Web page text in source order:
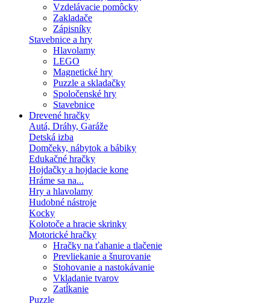
Vzdelávacie pomôcky
Zakladače
Zápisníky
Stavebnice a hry
Hlavolamy
LEGO
Magnetické hry
Puzzle a skladačky
Spoločenské hry
Stavebnice
Drevené hračky
Autá, Dráhy, Garáže
Detská izba
Domčeky, nábytok a bábiky
Edukačné hračky
Hojdačky a hojdacie kone
Hráme sa na...
Hry a hlavolamy
Hudobné nástroje
Kocky
Kolotoče a hracie skrinky
Motorické hračky
Hračky na ťahanie a tlačenie
Prevliekanie a šnurovanie
Stohovanie a nastokávanie
Vkladanie tvarov
Zatĺkanie
Puzzle